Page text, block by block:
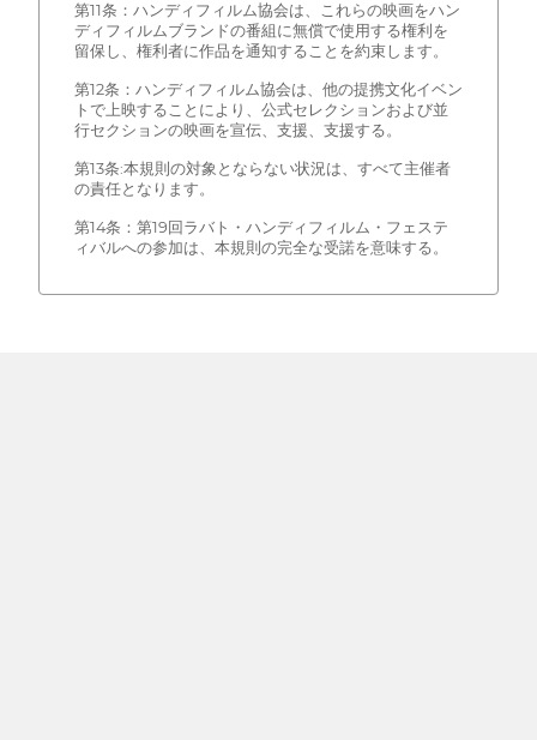
第11条：ハンディフィルム協会は、これらの映画をハン
ディフィルムブランドの番組に無償で使用する権利を
留保し、権利者に作品を通知することを約束します。
第12条：ハンディフィルム協会は、他の提携文化イベン
トで上映することにより、公式セレクションおよび並
行セクションの映画を宣伝、支援、支援する。
第13条:本規則の対象とならない状況は、すべて主催者
の責任となります。
第14条：第19回ラバト・ハンディフィルム・フェステ
ィバルへの参加は、本規則の完全な受諾を意味する。